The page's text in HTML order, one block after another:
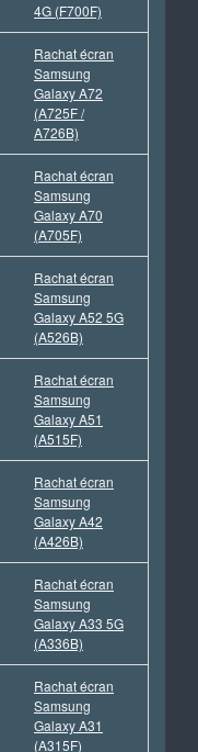
4G (F700F)
Rachat écran
Samsung
Galaxy A72
(A725F /
A726B)
Rachat écran
Samsung
Galaxy A70
(A705F)
Rachat écran
Samsung
Galaxy A52 5G
(A526B)
Rachat écran
Samsung
Galaxy A51
(A515F)
Rachat écran
Samsung
Galaxy A42
(A426B)
Rachat écran
Samsung
Galaxy A33 5G
(A336B)
Rachat écran
Samsung
Galaxy A31
(A315F)